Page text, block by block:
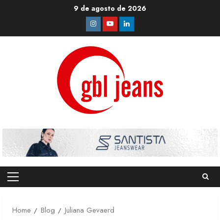
9 de agosto de 2026
Instagram
YoutubeLinkedin
Primary
Home
Blog Juliana Gevaerd